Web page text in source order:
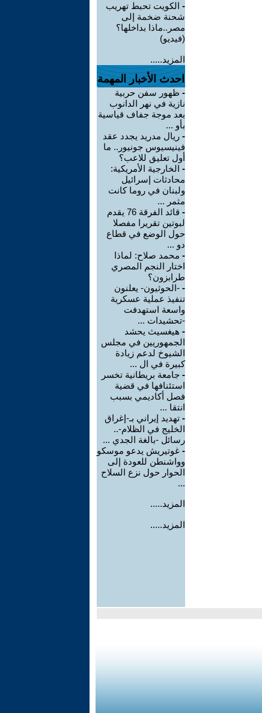
- الكويت تحبط تهريب
شحنة ضخمة إلى
مصر..ماذا بداخلها؟
(فيديو)
المزيد.....
احدث الأخبار المهمة
- ظهور سفن حربية
نازية في نهر الدانوب
بعد موجة جفاف قياسية
بأو ...
- ريال مدريد يجدد عقد
فينيسيوس جونيور.. ما
أول تعليق للاعب؟
- الخارجية الأمريكية:
محادثات إسرائيل
ولبنان في روما كانت
مثمر ...
-
قائد الفرقة 76 يقدم
لبوتين تقريرا مفصلا
حول الوضع في قطاع
دو ...
- محمد صلاح: لماذا
اختار النجم المصري
طرابزون؟
- -الحوثيون- يعلنون
تنفيذ عملية عسكرية
واسعة استهدفت
-تحشيدات ...
- هيغسيث يحشد
الجمهوريين في مجلس
الشيوخ لدعم زيادة
كبيرة في ال ...
- جامعة بريطانية تخسر
استئنافها في قضية
فصل أكاديمي بسبب
انتقا ...
- تهديد إيراني بـ-إغراق
الخليج في الظلام-..
رسائل -بالغة الجدي ...
- غوتيريش يدعو موسكو
وواشنطن للعودة إلى
الحوار حول نزع السلاح
...
المزيد.....
المزيد.....